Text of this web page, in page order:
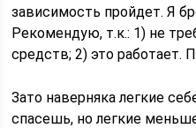
зависимость пройдет. Я
Рекомендую, т.к.: 1) не
средств; 2) это работает.
Зато наверняка легкие
спасешь, но легкие